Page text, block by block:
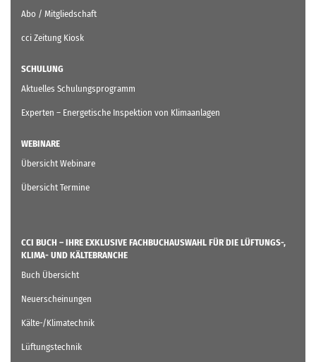
Abo / Mitgliedschaft
cci Zeitung Kiosk
SCHULUNG
Aktuelles Schulungsprogramm
Experten – Energetische Inspektion von Klimaanlagen
WEBINARE
Übersicht Webinare
Übersicht Termine
CCI BUCH – IHRE EXKLUSIVE FACHBUCHAUSWAHL FÜR DIE LÜFTUNGS-,
KLIMA- UND KÄLTEBRANCHE
Buch Übersicht
Neuerscheinungen
Kälte-/Klimatechnik
Lüftungstechnik